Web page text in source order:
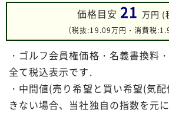
価格目安 21 万円 (
（税抜:19.09万円・消費税
・ゴルフ会員権価格・名義書換料
全て税込表示です.
・中間値(売り希望と買い希望(気
きない場合、当社独自の指数を元